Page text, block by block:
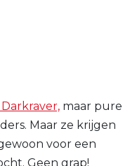
maar pure
Maar ze krijgen
voor een
Geen grap!